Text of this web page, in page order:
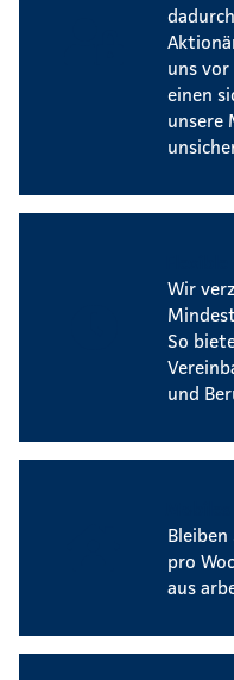
uns
einen
unsere
Wir
So
und
Bleiben
pro
aus